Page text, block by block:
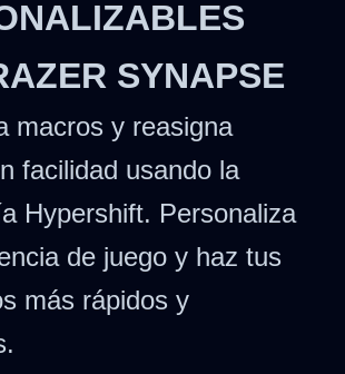
SYNAPSE
macros y reasigna
facilidad usando la
Hypershift. Personaliza
de juego y haz tus
más rápidos y